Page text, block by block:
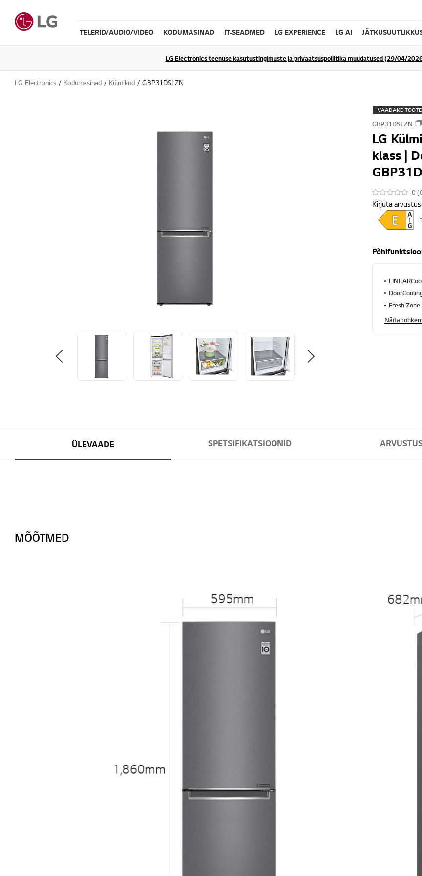
TELERID/AUDIO/VIDEO KODUMASINAD IT-SEADMED LG EXPERIENCE LG AI
LG Electronics teenuse kasutustingimuste ja privaatsuspoliitika muudatused (29/04/
LG Electronics Kodumasinad Külmikud GBP31DSLZN
VAADAKE
GBP31DSLZN
LG
klass |
0
Kirjuta arvustus
Fresh
Näita rohkem
ÜLEVAADE SPETSIFIKATSIOONID
MÕÕTMED